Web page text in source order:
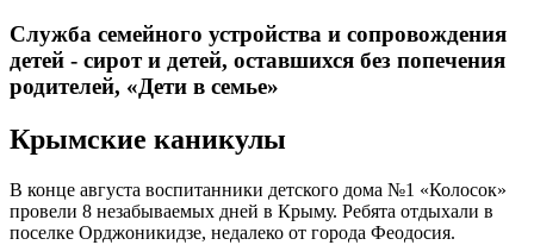
Служба семейного устройства и сопровождения
детей - сирот и детей, оставшихся без попечения
родителей, «Дети в семье»
Крымские каникулы
В конце августа воспитанники детского дома №1 «Колосок»
провели 8 незабываемых дней в Крыму. Ребята отдыхали в
поселке Орджоникидзе, недалеко от города Феодосия.